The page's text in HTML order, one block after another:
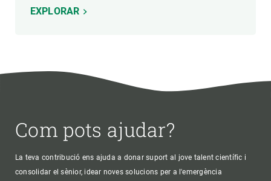
EXPLORAR
Com pots ajudar?
La teva contribució ens ajuda a donar suport al jove talent científic i
consolidar el sènior, idear noves solucions per a l'emergència